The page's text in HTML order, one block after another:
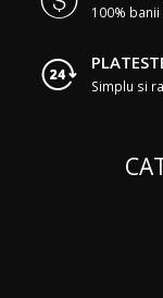
100%
Simplu si